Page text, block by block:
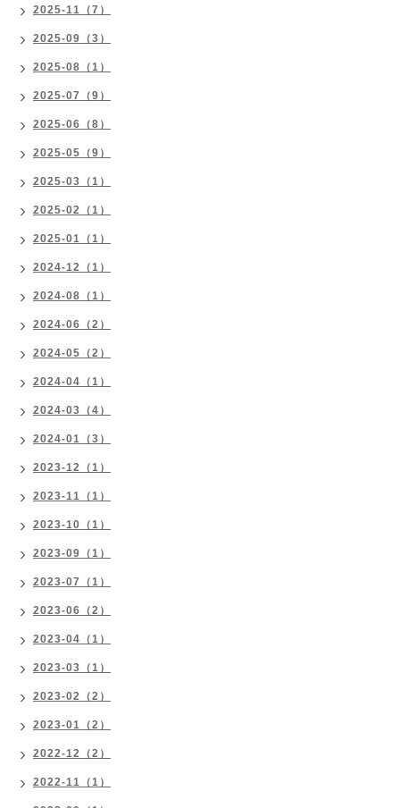
2025-11（7）
2025-09（3）
2025-08（1）
2025-07（9）
2025-06（8）
2025-05（9）
2025-03（1）
2025-02（1）
2025-01（1）
2024-12（1）
2024-08（1）
2024-06（2）
2024-05（2）
2024-04（1）
2024-03（4）
2024-01（3）
2023-12（1）
2023-11（1）
2023-10（1）
2023-09（1）
2023-07（1）
2023-06（2）
2023-04（1）
2023-03（1）
2023-02（2）
2023-01（2）
2022-12（2）
2022-11（1）